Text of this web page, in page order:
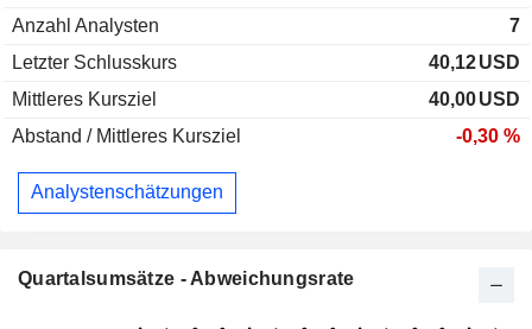
Anzahl Analysten
7
Letzter Schlusskurs
40,12USD
Mittleres Kursziel
40,00USD
Abstand / Mittleres Kursziel
-0,30 %
Analystenschätzungen
Quartalsumsätze - Abweichungsrate